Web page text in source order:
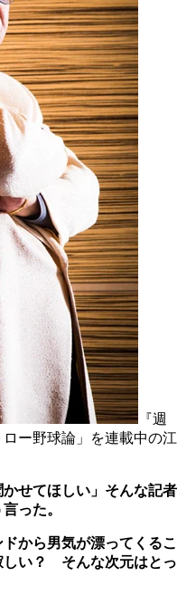
『週
ー野球論」を連載中の江
かせてほしい」そんな記者
った。
から男気が漂ってくるこ
しい？ そんな次元はとっ